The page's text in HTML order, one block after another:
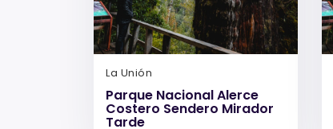
La Unión
Parque Nacional Alerce
Costero Sendero Mirador
Tarde